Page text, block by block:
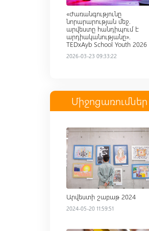
«Ժառանգությունը
նորարարության մեջ.
արվեստը հանդիպում է
արդիականությանը».
TEDxAyb School Youth 2026
2026-03-23 09:33:22
Միջոցառումներ
Read more
Արվեստի շաբաթ 2024
2024-05-20 11:59:51